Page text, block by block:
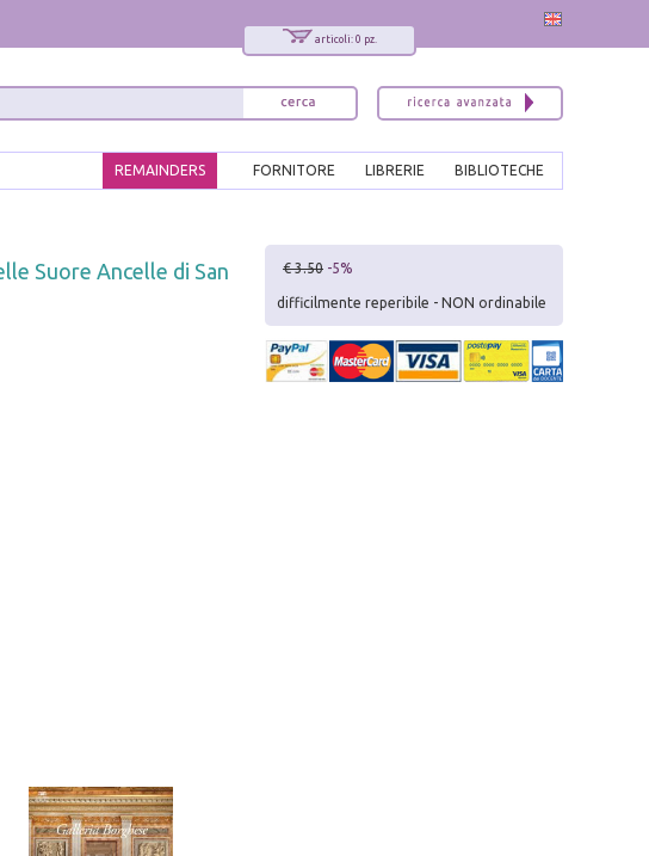
articoli: 0 pz.
BIBLIOTECHE
LIBRERIE
FORNITORE
REMAINDERS
Suore Ancelle di San
€ 3.50 -5%
difficilmente reperibile - NON ordinabile
x
Interessato ai nostri libri?
Allora iscriviti alla nostra newsletter!
Sarai informato delle nostre novità, potrai
comunque cancellarti quando desideri.